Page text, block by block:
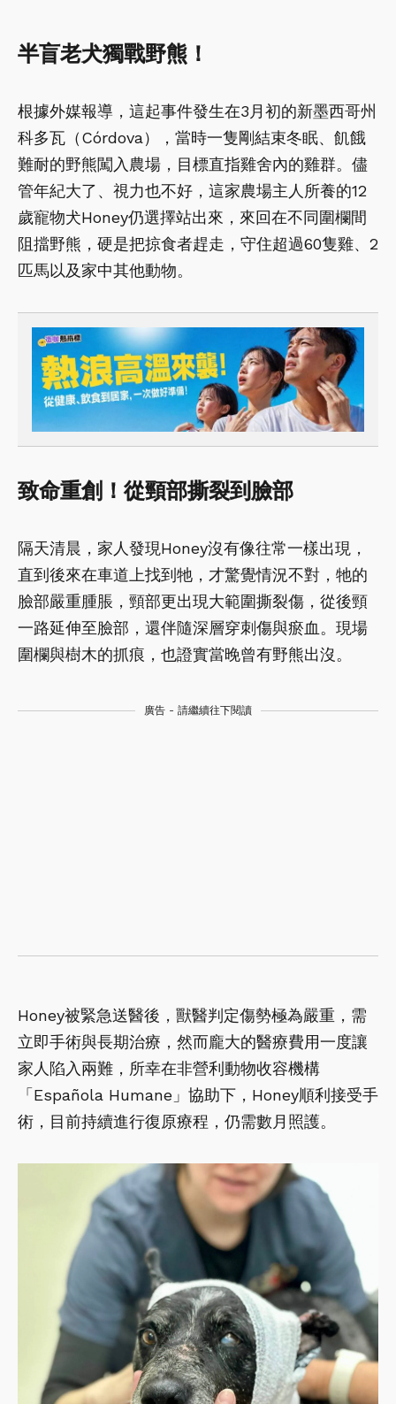
半盲老犬獨戰野熊！
根據外媒報導，這起事件發生在3月初的新墨西哥州
科多瓦（Córdova），當時一隻剛結束冬眠、飢餓
難耐的野熊闖入農場，目標直指雞舍內的雞群。儘
管年紀大了、視力也不好，這家農場主人所養的12
歲寵物犬Honey仍選擇站出來，來回在不同圍欄間
阻擋野熊，硬是把掠食者趕走，守住超過60隻雞、2
匹馬以及家中其他動物。
致命重創！從頸部撕裂到臉部
隔天清晨，家人發現Honey沒有像往常一樣出現，
直到後來在車道上找到牠，才驚覺情況不對，牠的
臉部嚴重腫脹，頸部更出現大範圍撕裂傷，從後頸
一路延伸至臉部，還伴隨深層穿刺傷與瘀血。現場
圍欄與樹木的抓痕，也證實當晚曾有野熊出沒。
廣告 - 請繼續往下閱讀
Honey被緊急送醫後，獸醫判定傷勢極為嚴重，需
立即手術與長期治療，然而龐大的醫療費用一度讓
家人陷入兩難，所幸在非營利動物收容機構
「Española Humane」協助下，Honey順利接受手
術，目前持續進行復原療程，仍需數月照護。